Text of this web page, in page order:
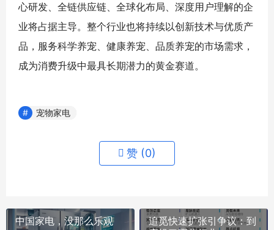
心研发、全链供应链、全球化布局、深度用户理解的企
业将占据主导。整个行业也将持续以创新技术与优质产
品，服务科学养宠、健康养宠、品质养宠的市场需求，
成为消费升级中最具长期潜力的黄金赛道。
宠物家电
赞 (0)
中国家电，没那么乐观
追觅快速扩张引争议：到